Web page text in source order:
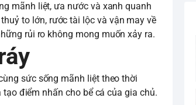
mãnh liệt, ưa nước và xanh quanh
to lớn, rước tài lộc và vận may về
rủi ro không mong muốn xảy ra.
sức sống mãnh liệt theo thời
điểm nhấn cho bể cá của gia chủ.